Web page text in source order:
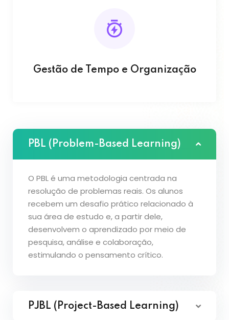
Gestão de Tempo e Organização
PBL (Problem-Based Learning)
O PBL é uma metodologia centrada na
resolução de problemas reais. Os alunos
recebem um desafio prático relacionado à
sua área de estudo e, a partir dele,
desenvolvem o aprendizado por meio de
pesquisa, análise e colaboração,
estimulando o pensamento crítico.
PJBL (Project-Based Learning)